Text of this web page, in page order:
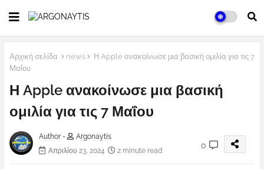
Αρχική σελίδα news
Η Apple ανακοίνωσε μια βασική ομιλία για τις 7
Μαΐου
Η Apple ανακοίνωσε μια βασική
ομιλία για τις 7 Μαΐου
Author -
Argonaytis
Απριλίου 23, 2024
2 minute read
0